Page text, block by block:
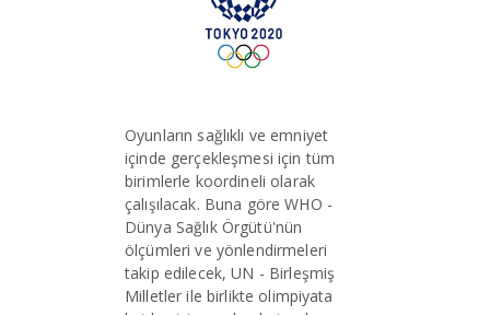
Oyunların sağlıklı ve emniyet
içinde gerçekleşmesi için tüm
birimlerle koordineli olarak
çalışılacak. Buna göre WHO -
Dünya Sağlık Örgütü'nün
ölçümleri ve yönlendirmeleri
takip edilecek, UN - Birleşmiş
Milletler ile birlikte olimpiyata